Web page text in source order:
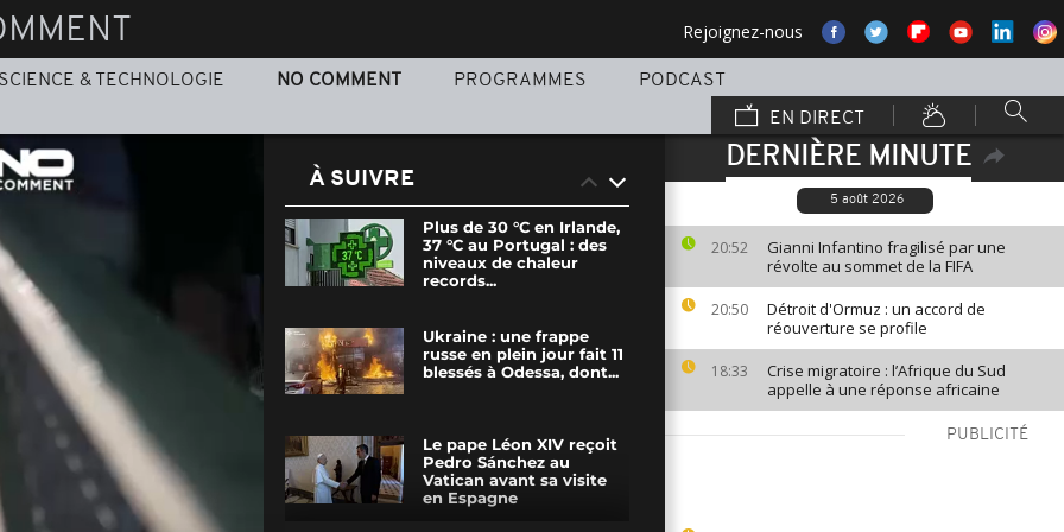
Rejoignez-nous
SCIENCE & TECHNOLOGIE NO COMMENT PROGRAMMES
PODCAST
EN DIRECT
DERNIÈRE MINUTE
5 août 2026
20:52
Gianni Infantino fragilisé par une
révolte au sommet de la FIFA
20:50
Détroit d'Ormuz : un accord de
réouverture se profile
18:33
Crise migratoire : l’Afrique du Sud
appelle à une réponse africaine
PUBLICITÉ
À SUIVRE
Plus de 30 °C en Irlande,
37 °C au Portugal : des
niveaux de chaleur
records...
Ukraine : une frappe
russe en plein jour fait 11
blessés à Odessa, dont...
Le pape Léon XIV reçoit
Pedro Sánchez au
Vatican avant sa visite
en Espagne